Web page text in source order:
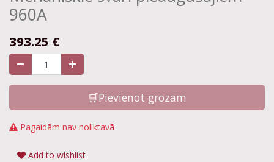
960A
393.25 €
🛒Pievienot grozam
Pagaidām nav noliktavā
Add to wishlist